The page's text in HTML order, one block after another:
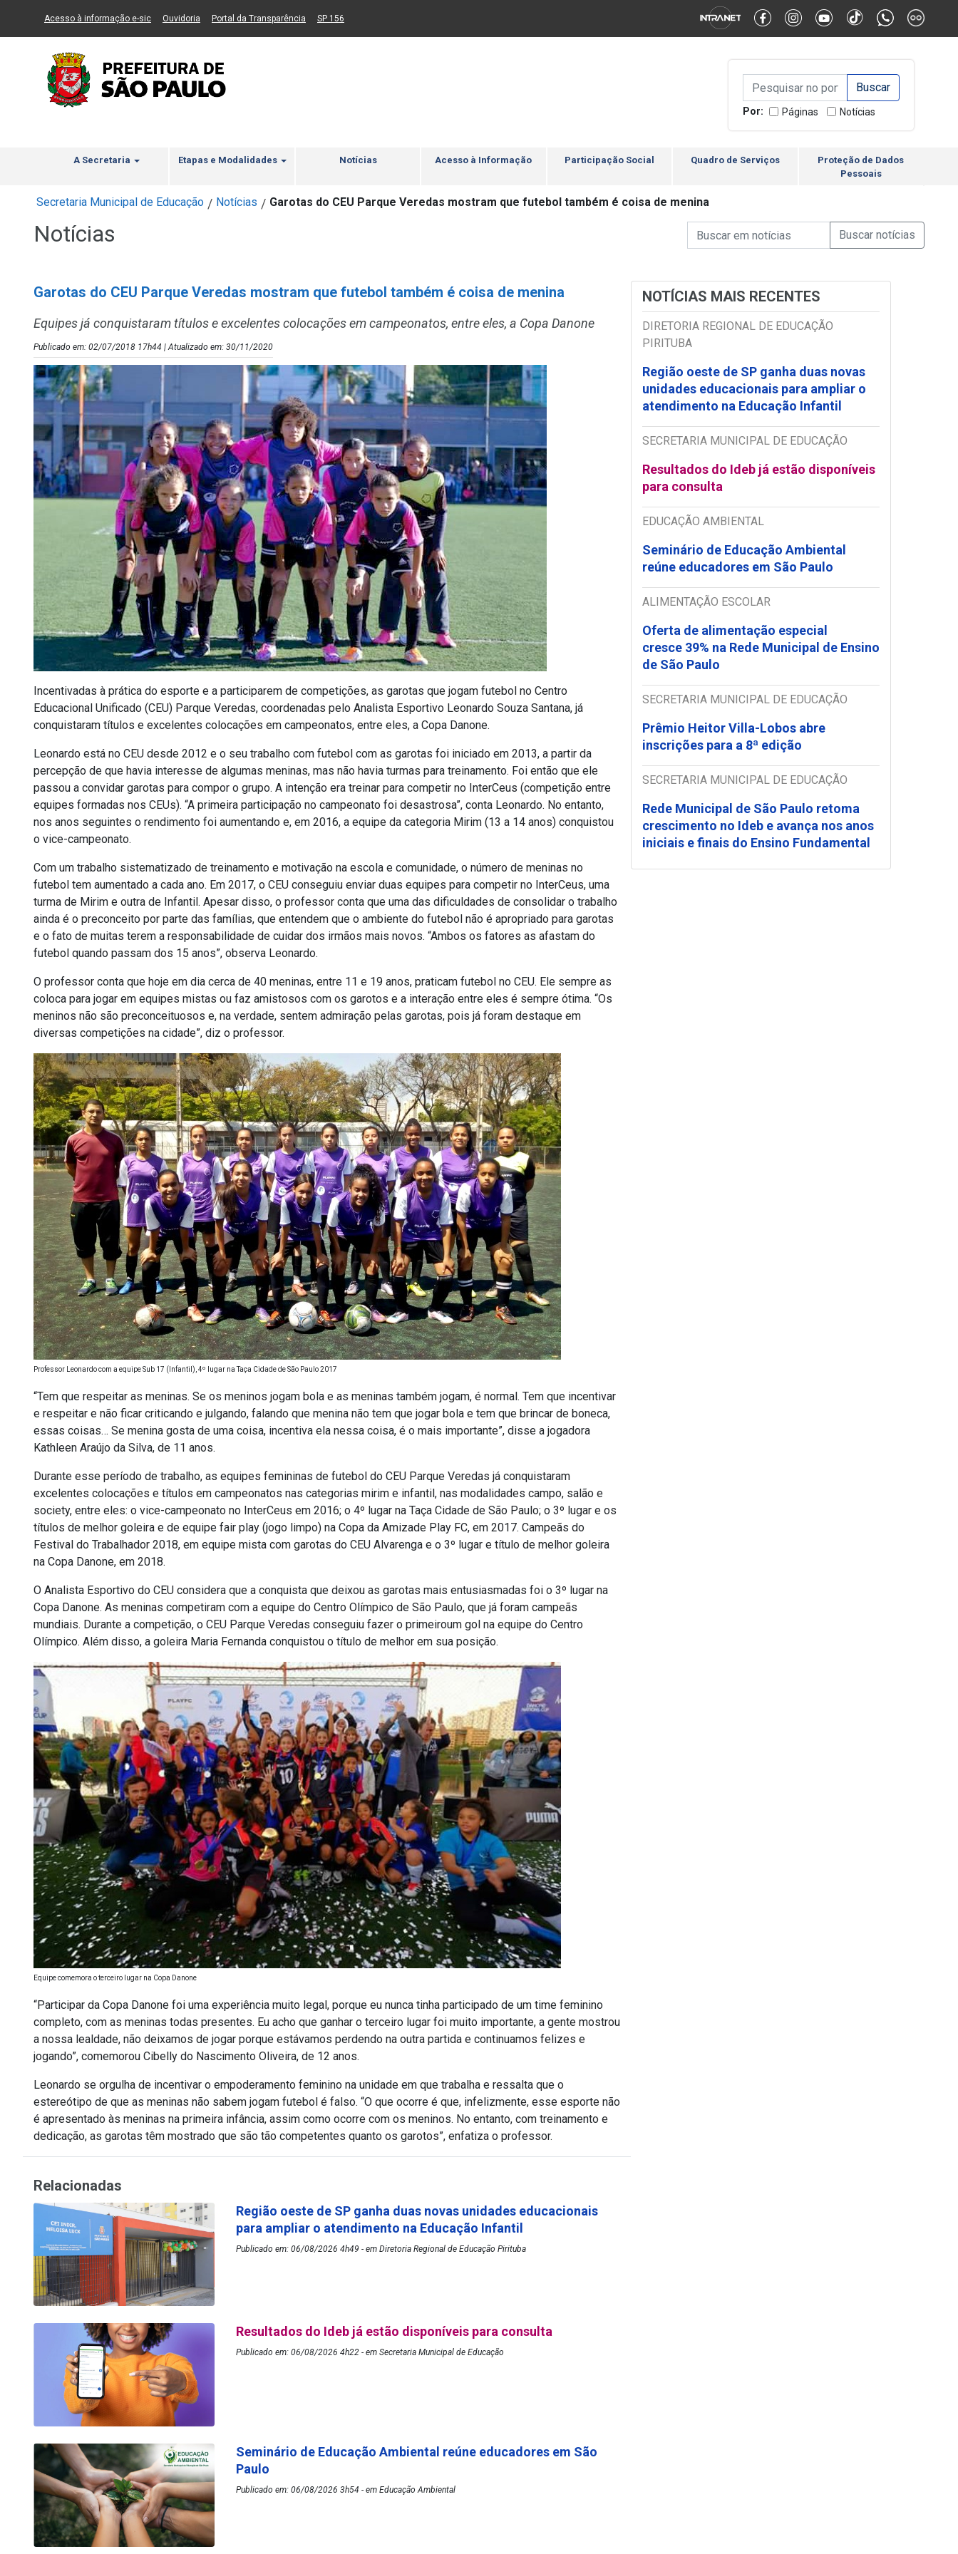
Ir ao Conteúdo Ir para menu principal 2 Ir para busca Ir para rodapé Alternar Alto Contraste Alternar Tamanho da Fonte
Acesso à informação e-sic(Link para um novo sítio)
Ouvidoria (Link para um novo sítio)
Portal da Transparência (Link para um novo sítio)
SP 156
Campo de Busca de
Campo de Busca de informaçõesEnviar a Busca
Por: Páginas Notícias
A Secretaria Etapas e Modalidades Notícias Acesso à Informação Participação Social Quadro de Serviços
Proteção de Dados
Pessoais
Secretaria Municipal de Educação / Notícias / Garotas do CEU Parque Veredas mostram que futebol também é coisa de menina
Notícias Campo de Busca de Notícias
Campo de Busca de informaçõesEnviar a Busca de
Garotas do CEU Parque Veredas mostram que futebol também é coisa de menina
Equipes já conquistaram títulos e excelentes colocações em campeonatos, entre eles, a Copa Danone
Publicado em: 02/07/2018 17h44 | Atualizado em: 30/11/2020
Incentivadas à prática do esporte e a participarem de competições, as garotas que jogam futebol no Centro
Educacional Unificado (CEU) Parque Veredas, coordenadas pelo Analista Esportivo Leonardo Souza Santana, já
conquistaram títulos e excelentes colocações em campeonatos, entre eles, a Copa Danone.
Leonardo está no CEU desde 2012 e o seu trabalho com futebol com as garotas foi iniciado em 2013, a partir da
percepção de que havia interesse de algumas meninas, mas não havia turmas para treinamento. Foi então que ele
passou a convidar garotas para compor o grupo. A intenção era treinar para competir no InterCeus (competição entre
equipes formadas nos CEUs). “A primeira participação no campeonato foi desastrosa”, conta Leonardo. No entanto,
nos anos seguintes o rendimento foi aumentando e, em 2016, a equipe da categoria Mirim (13 a 14 anos) conquistou
o vice-campeonato.
Com um trabalho sistematizado de treinamento e motivação na escola e comunidade, o número de meninas no
futebol tem aumentado a cada ano. Em 2017, o CEU conseguiu enviar duas equipes para competir no InterCeus, uma
turma de Mirim e outra de Infantil. Apesar disso, o professor conta que uma das dificuldades de consolidar o trabalho
ainda é o preconceito por parte das famílias, que entendem que o ambiente do futebol não é apropriado para garotas
e o fato de muitas terem a responsabilidade de cuidar dos irmãos mais novos. “Ambos os fatores as afastam do
futebol quando passam dos 15 anos”, observa Leonardo.
O professor conta que hoje em dia cerca de 40 meninas, entre 11 e 19 anos, praticam futebol no CEU. Ele sempre as
coloca para jogar em equipes mistas ou faz amistosos com os garotos e a interação entre eles é sempre ótima. “Os
meninos não são preconceituosos e, na verdade, sentem admiração pelas garotas, pois já foram destaque em
diversas competições na cidade”, diz o professor.
Professor Leonardo com a equipe Sub 17 (Infantil), 4º lugar na Taça Cidade de São Paulo 2017
“Tem que respeitar as meninas. Se os meninos jogam bola e as meninas também jogam, é normal. Tem que incentivar
e respeitar e não ficar criticando e julgando, falando que menina não tem que jogar bola e tem que brincar de boneca,
essas coisas… Se menina gosta de uma coisa, incentiva ela nessa coisa, é o mais importante”, disse a jogadora
Kathleen Araújo da Silva, de 11 anos.
Durante esse período de trabalho, as equipes femininas de futebol do CEU Parque Veredas já conquistaram
excelentes colocações e títulos em campeonatos nas categorias mirim e infantil, nas modalidades campo, salão e
society, entre eles: o vice-campeonato no InterCeus em 2016; o 4º lugar na Taça Cidade de São Paulo; o 3º lugar e os
títulos de melhor goleira e de equipe fair play (jogo limpo) na Copa da Amizade Play FC, em 2017. Campeãs do
Festival do Trabalhador 2018, em equipe mista com garotas do CEU Alvarenga e o 3º lugar e título de melhor goleira
na Copa Danone, em 2018.
O Analista Esportivo do CEU considera que a conquista que deixou as garotas mais entusiasmadas foi o 3º lugar na
Copa Danone. As meninas competiram com a equipe do Centro Olímpico de São Paulo, que já foram campeãs
mundiais. Durante a competição, o CEU Parque Veredas conseguiu fazer o primeiroum gol na equipe do Centro
Olímpico. Além disso, a goleira Maria Fernanda conquistou o título de melhor em sua posição.
Equipe comemora o terceiro lugar na Copa Danone
“Participar da Copa Danone foi uma experiência muito legal, porque eu nunca tinha participado de um time feminino
completo, com as meninas todas presentes. Eu acho que ganhar o terceiro lugar foi muito importante, a gente mostrou
a nossa lealdade, não deixamos de jogar porque estávamos perdendo na outra partida e continuamos felizes e
jogando”, comemorou Cibelly do Nascimento Oliveira, de 12 anos.
Leonardo se orgulha de incentivar o empoderamento feminino na unidade em que trabalha e ressalta que o
estereótipo de que as meninas não sabem jogam futebol é falso. “O que ocorre é que, infelizmente, esse esporte não
é apresentado às meninas na primeira infância, assim como ocorre com os meninos. No entanto, com treinamento e
dedicação, as garotas têm mostrado que são tão competentes quanto os garotos”, enfatiza o professor.
NOTÍCIAS MAIS RECENTES
DIRETORIA REGIONAL DE EDUCAÇÃO
PIRITUBA
Região oeste de SP ganha duas novas
unidades educacionais para ampliar o
atendimento na Educação Infantil
SECRETARIA MUNICIPAL DE EDUCAÇÃO
Resultados do Ideb já estão disponíveis
para consulta
EDUCAÇÃO AMBIENTAL
Seminário de Educação Ambiental
reúne educadores em São Paulo
ALIMENTAÇÃO ESCOLAR
Oferta de alimentação especial
cresce 39% na Rede Municipal de Ensino
de São Paulo
SECRETARIA MUNICIPAL DE EDUCAÇÃO
Prêmio Heitor Villa-Lobos abre
inscrições para a 8ª edição
SECRETARIA MUNICIPAL DE EDUCAÇÃO
Rede Municipal de São Paulo retoma
crescimento no Ideb e avança nos anos
iniciais e finais do Ensino Fundamental
Relacionadas
Região oeste de SP ganha duas novas unidades educacionais
para ampliar o atendimento na Educação Infantil
Publicado em: 06/08/2026 4h49 - em Diretoria Regional de Educação Pirituba
Resultados do Ideb já estão disponíveis para consulta
Publicado em: 06/08/2026 4h22 - em Secretaria Municipal de Educação
Seminário de Educação Ambiental reúne educadores em São
Paulo
Publicado em: 06/08/2026 3h54 - em Educação Ambiental